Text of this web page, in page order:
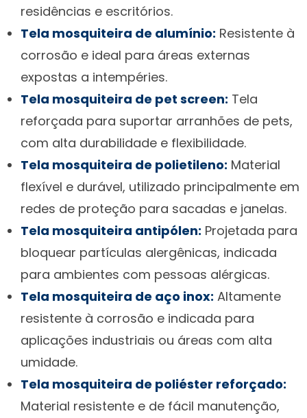
residências e escritórios.
Tela mosquiteira de alumínio: Resistente à
corrosão e ideal para áreas externas
expostas a intempéries.
Tela mosquiteira de pet screen: Tela
reforçada para suportar arranhões de pets,
com alta durabilidade e flexibilidade.
Tela mosquiteira de polietileno: Material
flexível e durável, utilizado principalmente em
redes de proteção para sacadas e janelas.
Tela mosquiteira antipólen: Projetada para
bloquear partículas alergênicas, indicada
para ambientes com pessoas alérgicas.
Tela mosquiteira de aço inox: Altamente
resistente à corrosão e indicada para
aplicações industriais ou áreas com alta
umidade.
Tela mosquiteira de poliéster reforçado:
Material resistente e de fácil manutenção,